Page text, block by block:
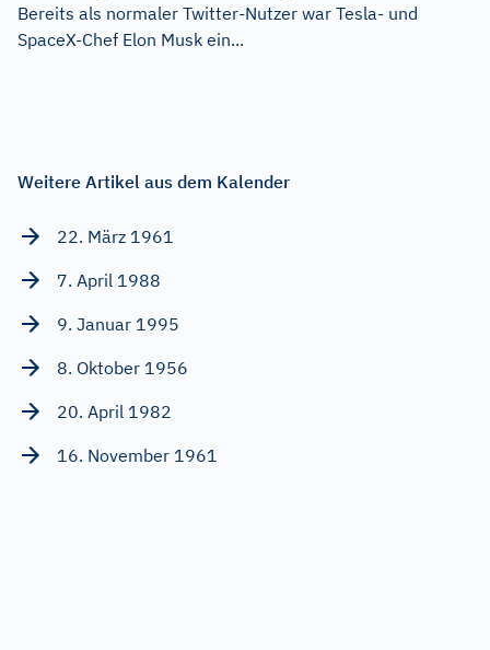
Bereits als normaler Twitter-Nutzer war Tesla- und
SpaceX-Chef Elon Musk ein...
Weitere Artikel aus dem Kalender
22. März 1961
7. April 1988
9. Januar 1995
8. Oktober 1956
20. April 1982
16. November 1961